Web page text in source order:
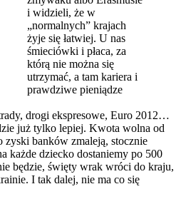
i widzieli, że w
„normalnych” krajach
żyje się łatwiej. U nas
śmieciówki i płaca, za
którą nie można się
utrzymać, a tam kariera i
prawdziwe pieniądze
drogi ekspresowe, Euro 2012…
już tylko lepiej. Kwota wolna od
zyski banków zmaleją, stocznie
każde dziecko dostaniemy po 500
będzie, święty wrak wróci do kraju,
I tak dalej, nie ma co się